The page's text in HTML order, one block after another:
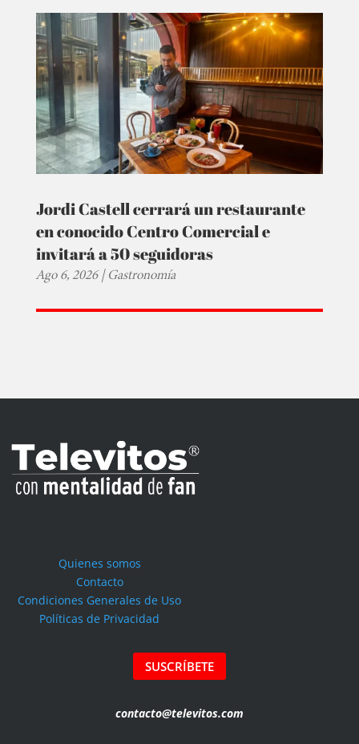
Jordi Castell cerrará un restaurante
en conocido Centro Comercial e
invitará a 50 seguidoras
Ago 6, 2026|Gastronomía
Quienes somos
Contacto
Condiciones Generales de Uso
Políticas de Privacidad
SUSCRÍBETE
contacto@televitos.com